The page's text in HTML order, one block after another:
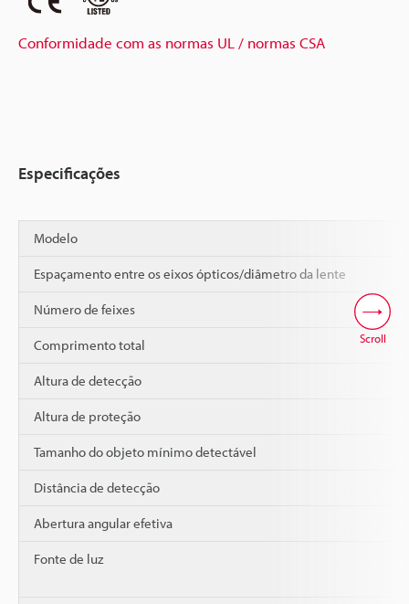
Conformidade com as normas UL / normas CSA
Especificações
Modelo
Espaçamento entre os eixos ópticos/diâmetro da lente
Número de feixes
Comprimento total
Altura de detecção
Altura de proteção
Tamanho do objeto mínimo detectável
Distância de detecção
Abertura angular efetiva
Fonte de luz
Scroll